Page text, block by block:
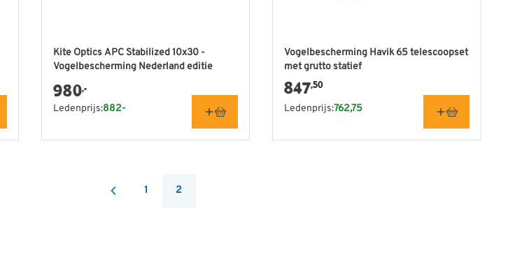
Kite Optics APC Stabilized 10x30 -
Vogelbescherming Nederland editie
980,-
Ledenprijs:882-
Vogelbescherming Havik 65 telescoopset
met grutto statief
847,50
Ledenprijs:762,75
Pagina
1 You're currently reading page
2